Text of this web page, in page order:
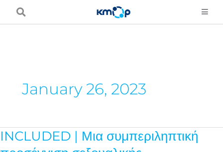
January 26, 2023
INCLUDED | Μια συμπεριληπτική
INCLUDED